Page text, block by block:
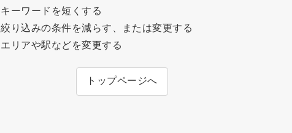
キーワードを短くする
絞り込みの条件を減らす、または変更する
エリアや駅などを変更する
トップページへ